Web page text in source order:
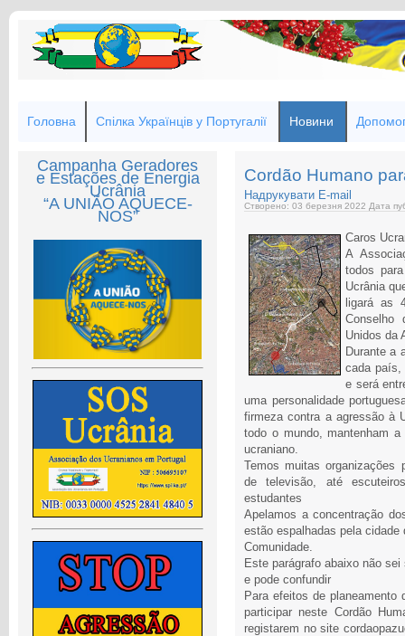
Головна Спілка Українців у Португалії Новини
Campanha Geradores
e Estações de Energia
Ucrânia
“A UNIÃO AQUECE-
NOS”
Cordão Humano
Надрукувати E-mail
Створено: 03 березня 2022 Дата
Caros
A
todos
Ucrânia
ligará as
Conselho
Unidos da
Durante a
cada país,
e será
uma personalidade
firmeza contra a agressão à
todo o mundo, mantenham
ucraniano.
Temos muitas organizações
de televisão, até
estudantes
Apelamos a concentração
estão espalhadas pela
Comunidade.
Este parágrafo abaixo não
e pode confundir
Para efeitos de
participar neste Cordão
registarem no site